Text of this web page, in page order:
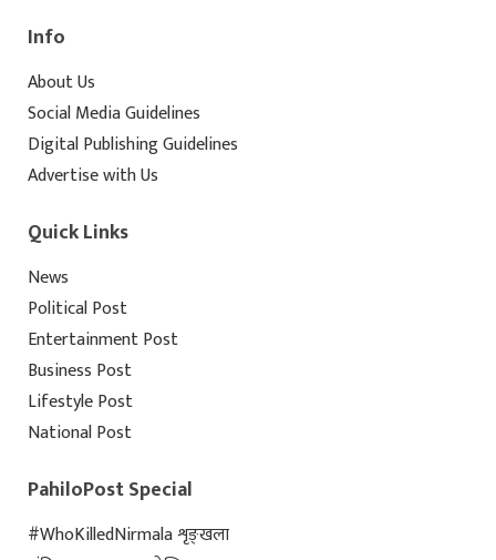
Info
About Us
Social Media Guidelines
Digital Publishing Guidelines
Advertise with Us
Quick Links
News
Political Post
Entertainment Post
Business Post
Lifestyle Post
National Post
PahiloPost Special
#WhoKilledNirmala शृङ्खला